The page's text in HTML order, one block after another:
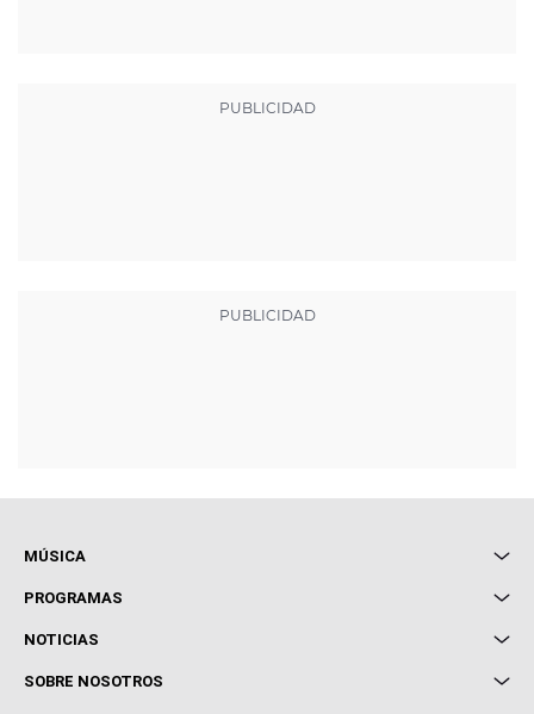
MÚSICA
Local de Ensayo Europa FM
Conciertos
PROGRAMAS
Cuerpos especiales
Locutores Europa FM
NOTICIAS
Cine y Televisión
SOBRE NOSOTROS